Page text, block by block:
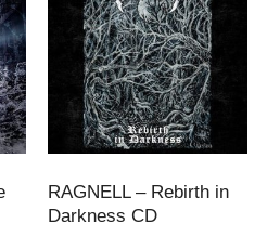
RAGNELL – Rebirth in
Darkness CD